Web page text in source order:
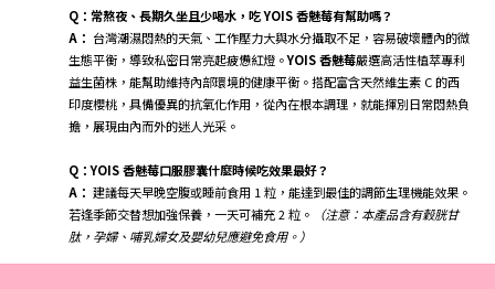
Q：常熬夜、長期久坐且少喝水，吃 YOIS 香魅莓有幫助嗎？
A： 台灣潮濕悶熱的天氣、工作壓力大與水分攝取不足，容易破壞體內的微
生態平衡，導致私密日常亮起疲憊紅燈。YOIS 香魅莓嚴選高活性植萃專利
益生菌株，能幫助維持內部環境的健康平衡。搭配富含天然維生素 C 的西
印度櫻桃，具備優異的抗氧化作用，從內在根本調理，就能揮別日常悶熱負
擔，展現由內而外的迷人光采。
Q：YOIS 香魅莓口服膠囊什麼時候吃效果最好？
A： 建議每天早晚空腹或睡前食用 1 粒，能達到最佳的調節生理機能效果。
若逢季節交替想加強保養，一天可補充 2 粒。
（注意：本產品含有穀胱甘
肽，孕婦、哺乳婦女及嬰幼兒應避免食用。）